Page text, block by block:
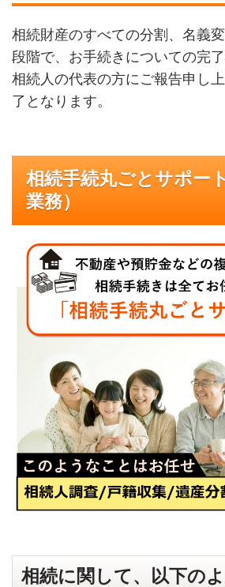
相続財産のすべての分割、名義
段階で、お手続きについての完了
相続人の代表の方にご報告申し
了となります。
相続手続丸ごとサポー
業務）
相続に関して、以下の